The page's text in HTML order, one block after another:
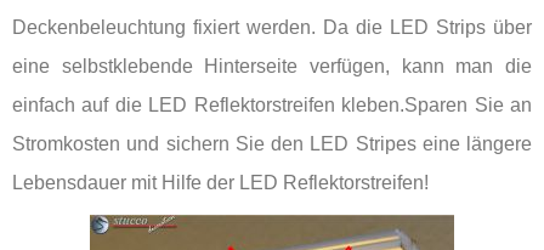
Deckenbeleuchtung fixiert werden. Da die LED Strips über
eine selbstklebende Hinterseite verfügen, kann man die
einfach auf die LED Reflektorstreifen kleben.Sparen Sie an
Stromkosten und sichern Sie den LED Stripes eine längere
Lebensdauer mit Hilfe der LED Reflektorstreifen!